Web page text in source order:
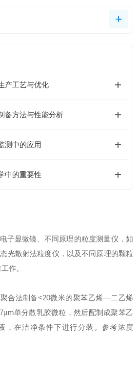
产工艺与优化
备方法与性能分析
测中的应用
中的重要性
子显微镜、不同原理的粒度测量仪，如
光散射法粒度仪，以及不同原理的颗粒
作。
合法制备<20微米的聚苯乙烯—二乙烯
µm单分散乳胶微粒，然后配制成聚苯乙
，在洁净条件下进行分装。参考浓度